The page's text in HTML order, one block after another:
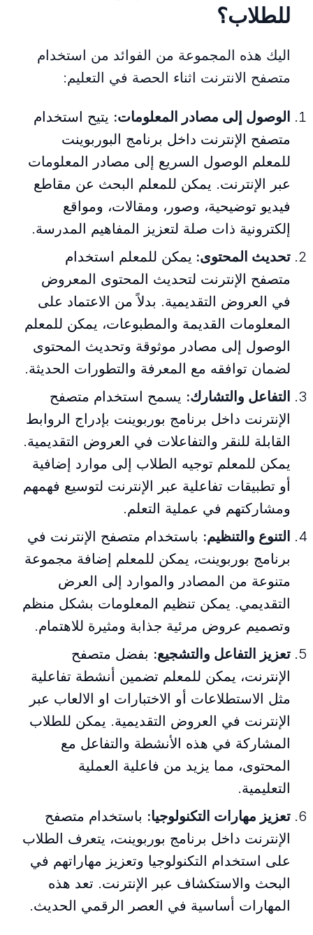
للطلاب؟
اليك هذه المجموعة من الفوائد من استخدام
متصفح الانترنت اثناء الحصة في التعليم:
الوصول إلى مصادر المعلومات: يتيح استخدام
متصفح الإنترنت داخل برنامج البوربوينت
للمعلم الوصول السريع إلى مصادر المعلومات
عبر الإنترنت. يمكن للمعلم البحث عن مقاطع
فيديو توضيحية، وصور، ومقالات، ومواقع
إلكترونية ذات صلة لتعزيز المفاهيم المدرسة.
تحديث المحتوى: يمكن للمعلم استخدام
متصفح الإنترنت لتحديث المحتوى المعروض
في العروض التقديمية. بدلاً من الاعتماد على
المعلومات القديمة والمطبوعات، يمكن للمعلم
الوصول إلى مصادر موثوقة وتحديث المحتوى
لضمان توافقه مع المعرفة والتطورات الحديثة.
التفاعل والتشارك: يسمح استخدام متصفح
الإنترنت داخل برنامج بوربوينت بإدراج الروابط
القابلة للنقر والتفاعلات في العروض التقديمية.
يمكن للمعلم توجيه الطلاب إلى موارد إضافية
أو تطبيقات تفاعلية عبر الإنترنت لتوسيع فهمهم
ومشاركتهم في عملية التعلم.
التنوع والتنظيم: باستخدام متصفح الإنترنت في
برنامج بوربوينت، يمكن للمعلم إضافة مجموعة
متنوعة من المصادر والموارد إلى العرض
التقديمي. يمكن تنظيم المعلومات بشكل منظم
وتصميم عروض مرئية جذابة ومثيرة للاهتمام.
تعزيز التفاعل والتشجيع: بفضل متصفح
الإنترنت، يمكن للمعلم تضمين أنشطة تفاعلية
مثل الاستطلاعات أو الاختبارات او الالعاب عبر
الإنترنت في العروض التقديمية. يمكن للطلاب
المشاركة في هذه الأنشطة والتفاعل مع
المحتوى، مما يزيد من فاعلية العملية
التعليمية.
تعزيز مهارات التكنولوجيا: باستخدام متصفح
الإنترنت داخل برنامج بوربوينت، يتعرف الطلاب
على استخدام التكنولوجيا وتعزيز مهاراتهم في
البحث والاستكشاف عبر الإنترنت. تعد هذه
المهارات أساسية في العصر الرقمي الحديث.